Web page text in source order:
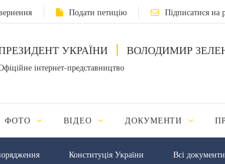
Подати петицію Підписатися на
УКРАЇНИ ВОЛОДИМИР
інтернет-представництво
ФОТО ВІДЕО ДОКУМЕНТИ
Конституція України Всі документи